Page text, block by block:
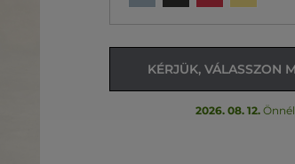
KÉRJÜK, VÁLASSZON
2026. 08. 12. Önnél